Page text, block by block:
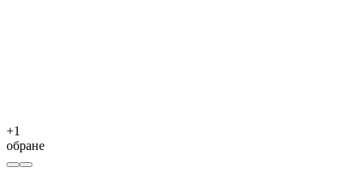
+1
обране